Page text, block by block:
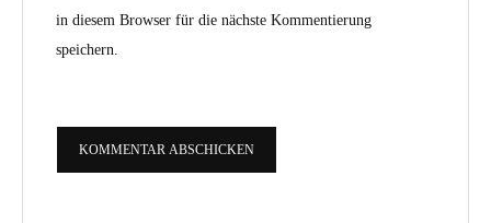
in diesem Browser für die nächste Kommentierung
speichern.